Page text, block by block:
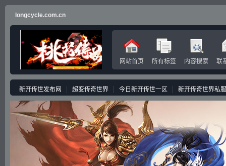
longcycle.com.cn
网站首页 所有标签 内容搜索 联
新开传世发布网 超变传奇世界 今日新开传世一区 新开传奇世界私服